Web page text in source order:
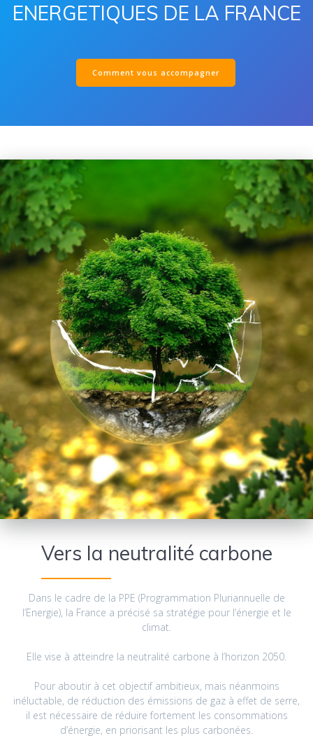
ENERGETIQUES DE LA FRANCE
Comment vous accompagner
Vers la neutralité carbone
Dans le cadre de la PPE (Programmation Pluriannuelle de
l’Energie), la France a précisé sa stratégie pour l’énergie et le
climat.
Elle vise à atteindre la neutralité carbone à l’horizon 2050.
Pour aboutir à cet objectif ambitieux, mais néanmoins
inéluctable, de réduction des émissions de gaz à effet de serre,
il est nécessaire de réduire fortement les consommations
d’énergie, en priorisant les plus carbonées.